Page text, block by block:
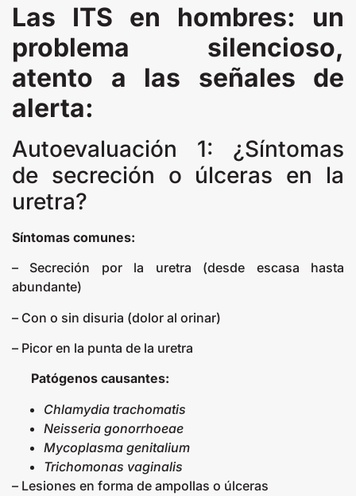
Las ITS en hombres: un
problema silencioso,
atento a las señales de
alerta:
Autoevaluación 1: ¿Síntomas
de secreción o úlceras en la
uretra?
Síntomas comunes:
– Secreción por la uretra (desde escasa hasta
abundante)
– Con o sin disuria (dolor al orinar)
– Picor en la punta de la uretra
Patógenos causantes:
Chlamydia trachomatis
Neisseria gonorrhoeae
Mycoplasma genitalium
Trichomonas vaginalis
– Lesiones en forma de ampollas o úlceras